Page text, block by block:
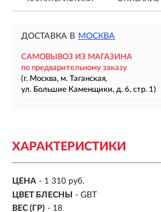
ДОСТАВКА В МОСКВА
САМОВЫВОЗ ИЗ МАГАЗИНА
по предварительному заказу
(г. Москва, м. Таганская,
ул. Большие Каменщики, д. 6, стр. 1)
ХАРАКТЕРИСТИКИ
ЦЕНА - 1 310 руб.
ЦВЕТ БЛЕСНЫ
- GBT
ВЕС (ГР) - 18